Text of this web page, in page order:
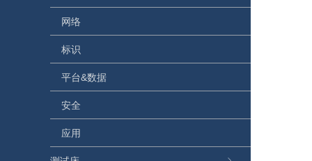
网络
标识
平台&数据
安全
应用